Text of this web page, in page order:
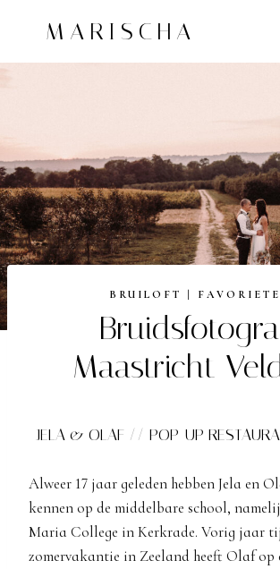
inhoud
MARISCHA
BRUILOFT |
Maastricht
JELA & OLAF // POP-UP
Alweer 17 jaar geleden hebben Jela en
kennen op de middelbare school,
Maria College in Kerkrade. Vorig jaar
zomervakantie in Zeeland heeft Olaf op